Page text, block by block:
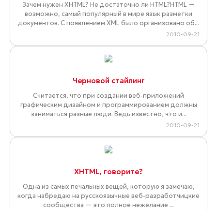
Зачем нужен XHTML? Не достаточно ли HTML?HTML —
возможно, самый популярный в мире язык разметки
документов. С появлением XML было организовано об...
2010-09-21
Черновой стайлинг
Считается, что при создании веб-приложений
графическим дизайном и программированием должны
заниматься разные люди. Ведь известно, что и...
2010-09-21
XHTML, говорите?
Одна из самых печальных вещей, которую я замечаю,
когда набредаю на русскоязычные веб-разработчицкие
сообщества — это полное нежелание ...